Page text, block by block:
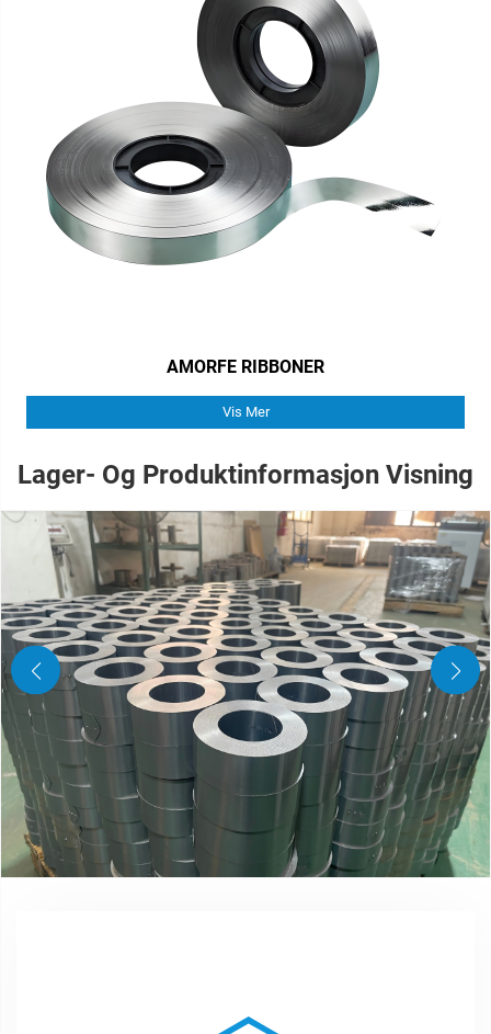
AMORFE RIBBONER
Vis Mer
Lager- Og Produktinformasjon Visning